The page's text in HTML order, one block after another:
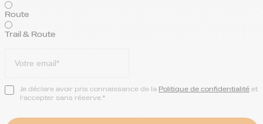
Route
Trail & Route
Je déclare avoir pris connaissance de la Politique de confidentialité et
l’accepter sans réserve.*